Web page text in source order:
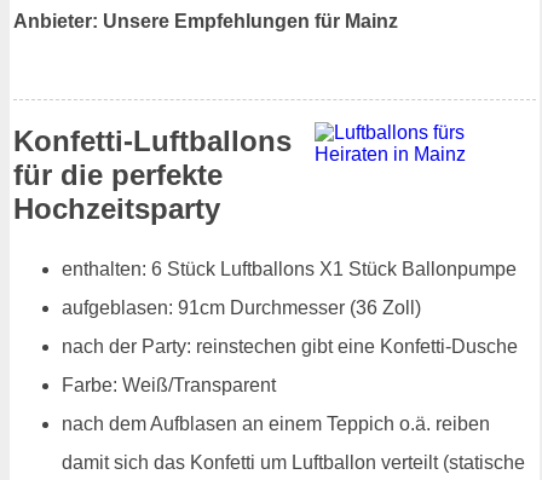
Anbieter: Unsere Empfehlungen für Mainz
Konfetti-Luftballons
für die perfekte
Hochzeitsparty
enthalten: 6 Stück Luftballons X1 Stück Ballonpumpe
aufgeblasen: 91cm Durchmesser (36 Zoll)
nach der Party: reinstechen gibt eine Konfetti-Dusche
Farbe: Weiß/Transparent
nach dem Aufblasen an einem Teppich o.ä. reiben
damit sich das Konfetti um Luftballon verteilt (statische